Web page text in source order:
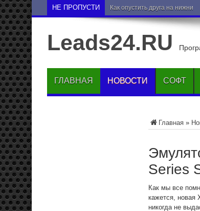
НЕ ПРОПУСТИ Как опустить друга на нижние
Leads24.RU
ГЛАВНАЯ НОВОСТИ СОФТ
Главная »
Series
Как мы все
кажется, новая
никогда не